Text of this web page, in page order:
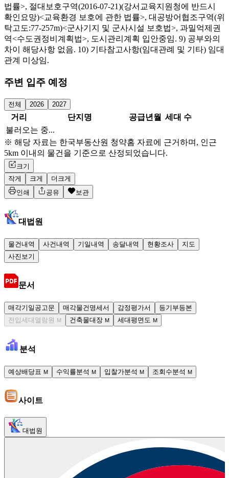
법률>, 절대보호구역(2016-07-21)(강서교육지원청에 반드시
확인요망)<교육환경 보호에 관한 법률>, 대공방어협조구역(위
탁고도:77-257m)<군사기지 및 군사시설 보호법>, 과밀억제권
역<수도권정비계획법>, 도시관리계획 입안중임. 9) 공부와의
차이 해당사항 없음. 10) 기타참고사항(임대관례 및 기타) 임대
관계 미상임.
주변 입주 예정
전체 2026 2027
거리 단지명 공급년월 세대 수
불러오는 중...
※ 해당 자료는 한국부동산원 청약홈 자료에 근거하며, 인근
5km 이내의 물건을 기준으로 산정되었습니다.
크기
작게
크게
더크게
인쇄
공유 보관
대법원
물건내역 사건내역 기일내역 송달내역 현황조사
지도
사진보기
문서
매각기일공고문 매각물건명세서 감정평가서
등기부등본
전입세대열람원
M 건축물대장 M 세대평면도 M
분석
예상배당표 M 수익률분석 M 입찰가분석 M 조회수분석 M
사이트
대법원